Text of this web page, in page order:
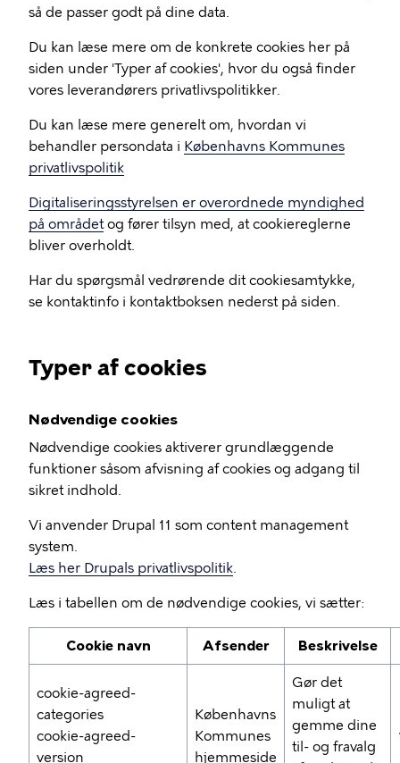
så de passer godt på dine data.
Du kan læse mere om de konkrete cookies her på
siden under 'Typer af cookies', hvor du også finder
vores leverandørers privatlivspolitikker.
Du kan læse mere generelt om, hvordan vi
behandler persondata i Københavns Kommunes
privatlivspolitik
Digitaliseringsstyrelsen er overordnede myndighed
på områdetog fører tilsyn med, at cookiereglerne
bliver overholdt.
Har du spørgsmål vedrørende dit cookiesamtykke,
se kontaktinfo i kontaktboksen nederst på siden.
Typer af cookies
Nødvendige cookies
Nødvendige cookies aktiverer grundlæggende
funktioner såsom afvisning af cookies og adgang til
sikret indhold.
Vi anvender Drupal 11 som content management
system.
Læs her Drupals privatlivspolitik.
Læs i tabellen om de nødvendige cookies, vi sætter:
Cookie navn Afsender Beskrivelse
cookie-agreed-
categories
cookie-agreed-
version
Københavns
Kommunes
hjemmeside
Gør det
muligt at
gemme dine
til- og fravalg